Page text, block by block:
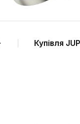
Купівля JUP